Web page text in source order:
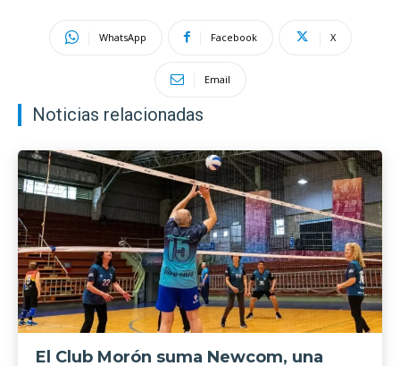
WhatsApp Facebook X
Email
Noticias relacionadas
El Club Morón suma Newcom, una